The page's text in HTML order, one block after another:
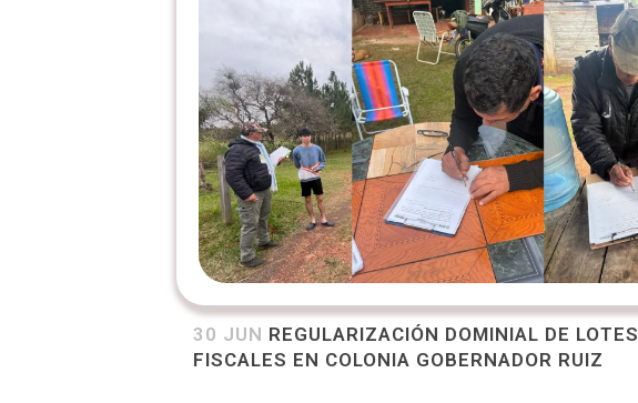
30 JUN REGULARIZACIÓN DOMINIAL DE LOTES
FISCALES EN COLONIA GOBERNADOR RUIZ